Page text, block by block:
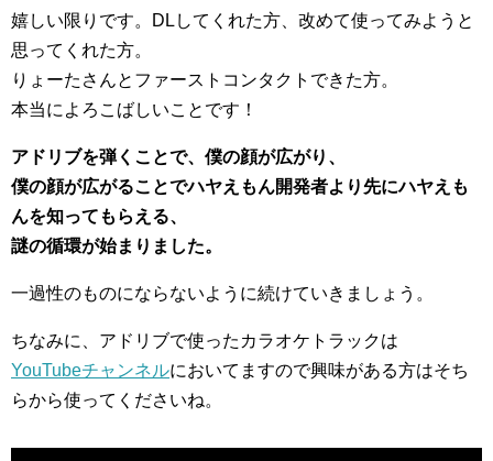
嬉しい限りです。DLしてくれた方、改めて使ってみようと
思ってくれた方。
りょーたさんとファーストコンタクトできた方。
本当によろこばしいことです！
アドリブを弾くことで、僕の顔が広がり、
僕の顔が広がることでハヤえもん開発者より先にハヤえも
んを知ってもらえる、
謎の循環が始まりました。
一過性のものにならないように続けていきましょう。
ちなみに、アドリブで使ったカラオケトラックは
YouTubeチャンネルにおいてますので興味がある方はそち
らから使ってくださいね。